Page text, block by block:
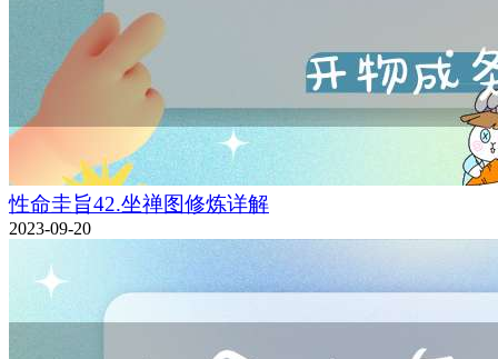
性命圭旨42.坐禅图修炼详解
2023-09-20